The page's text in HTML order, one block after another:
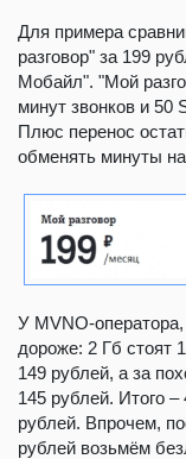
Для примера
разговор" за 199
Мобайл". "Мой
минут звонков и 50
Плюс перенос
обменять минуты на
У MVNO-
дороже: 2 Гб стоят
149 рублей, а за
145 рублей. Итого –
рублей. Впрочем,
рублей возьмём